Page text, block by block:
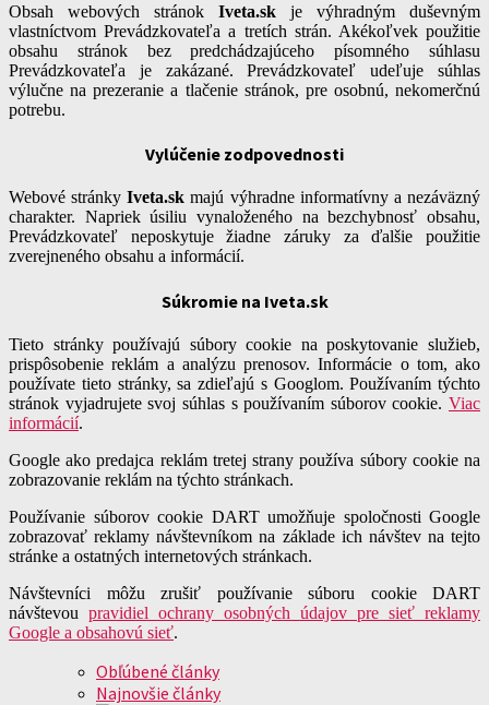
Obsah webových stránok Iveta.sk je výhradným duševným
vlastníctvom Prevádzkovateľa a tretích strán. Akékoľvek použitie
obsahu stránok bez predchádzajúceho písomného súhlasu
Prevádzkovateľa je zakázané. Prevádzkovateľ udeľuje súhlas
výlučne na prezeranie a tlačenie stránok, pre osobnú, nekomerčnú
potrebu.
Vylúčenie zodpovednosti
Webové stránkyIveta.sk majú výhradne informatívny a nezáväzný
charakter. Napriek úsiliu vynaloženého na bezchybnosť obsahu,
Prevádzkovateľ neposkytuje žiadne záruky za ďalšie použitie
zverejneného obsahu a informácií.
Súkromie na Iveta.sk
Tieto stránky používajú súbory cookie na poskytovanie služieb,
prispôsobenie reklám a analýzu prenosov. Informácie o tom, ako
používate tieto stránky, sa zdieľajú s Googlom. Používaním týchto
stránok vyjadrujete svoj súhlas s používaním súborov cookie. Viac
informácií.
Google ako predajca reklám tretej strany používa súbory cookie na
zobrazovanie reklám na týchto stránkach.
Používanie súborov cookie DART umožňuje spoločnosti Google
zobrazovať reklamy návštevníkom na základe ich návštev na tejto
stránke a ostatných internetových stránkach.
Návštevníci môžu zrušiť používanie súboru cookie DART
návštevou pravidiel ochrany osobných údajov pre sieť reklamy
Google a obsahovú sieť.
Obľúbené články
Najnovšie články